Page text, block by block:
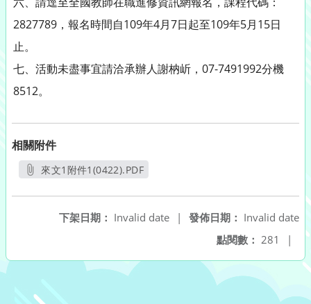
2827789，報名時間自109年4月7日起至109年5月15日
止。
七、活動未盡事宜請洽承辦人謝枘岓，07-7491992分機
8512。
相關附件
來文1附件1(0422).PDF
發佈日期： Invalid date
下架日期： Invalid date
|
點閱數： 281 |